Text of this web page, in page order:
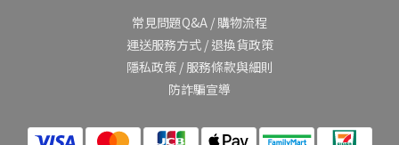
常見問題Q&A / 購物流程
運送服務方式/ 退換貨政策
隱私政策/ 服務條款與細則
防詐騙宣導